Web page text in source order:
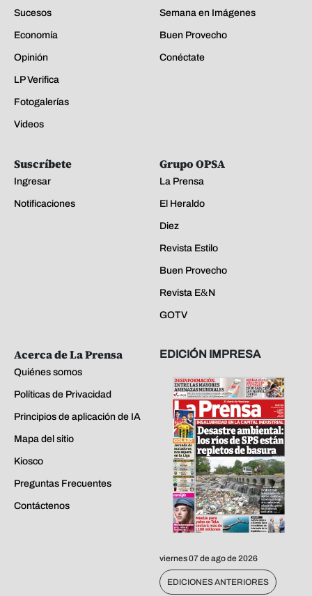
Sucesos
Economía
Opinión
LP Verifica
Fotogalerías
Videos
Semana en Imágenes
Buen Provecho
Conéctate
Suscríbete
Ingresar
Notificaciones
Grupo OPSA
La Prensa
El Heraldo
Diez
Revista Estilo
Buen Provecho
Revista E&N
GOTV
Acerca de La Prensa
Quiénes somos
Políticas de Privacidad
Principios de aplicación de IA
Mapa del sitio
Kiosco
Preguntas Frecuentes
Contáctenos
EDICIÓN IMPRESA
viernes 07 de ago de 2026
EDICIONES ANTERIORES